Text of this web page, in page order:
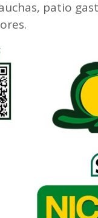
patio